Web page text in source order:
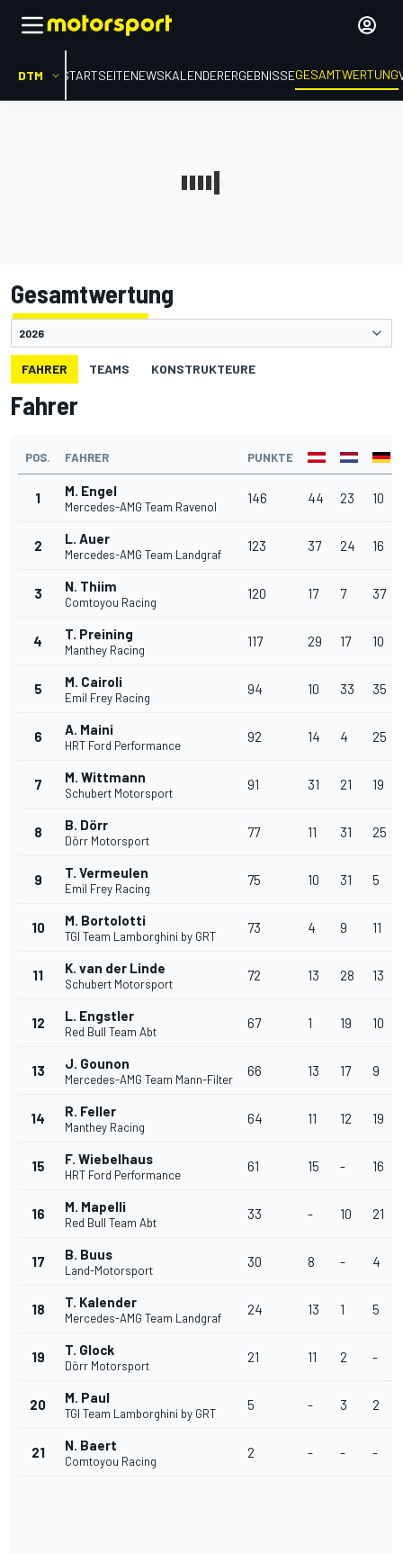
DTM STARTSEITENEWSKALENDERERGEBNISSEGESAMTWERTUNG
Gesamtwertung
FAHRER TEAMS KONSTRUKTEURE
Fahrer
POS. FAHRER PUNKTE
1 M. Engel
Mercedes-AMG Team Ravenol
146 44 23 10
2 L. Auer
Mercedes-AMG Team Landgraf
123 37 24 16
3 N. Thiim
Comtoyou Racing
120 17 7 37
4 T. Preining
Manthey Racing
117 29 17 10
5 M. Cairoli
Emil Frey Racing
94 10 33 35
6 A. Maini
HRT Ford Performance
92 14 4 25
7 M. Wittmann
Schubert Motorsport
91 31 21 19
8 B. Dörr
Dörr Motorsport
77 11 31 25
9 T. Vermeulen
Emil Frey Racing
75 10 31 5
10 M. Bortolotti
TGI Team Lamborghini by GRT
73 4 9 11
11 K. van der Linde
Schubert Motorsport
72 13 28 13
12 L. Engstler
Red Bull Team Abt
67 1 19 10
13 J. Gounon
Mercedes-AMG Team Mann-Filter
66 13 17 9
14 R. Feller
Manthey Racing
64 11 12 19
15 F. Wiebelhaus
HRT Ford Performance
61 15 - 16
16 M. Mapelli
Red Bull Team Abt
33 - 10 21
17 B. Buus
Land-Motorsport
30 8 - 4
18 T. Kalender
Mercedes-AMG Team Landgraf
24 13 1 5
19 T. Glock
Dörr Motorsport
21 11 2 -
20 M. Paul
TGI Team Lamborghini by GRT
5 - 3 2
21 N. Baert
Comtoyou Racing
2 - - -